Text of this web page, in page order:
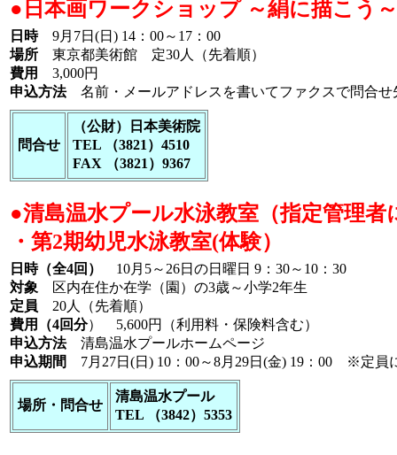
●日本画ワークショップ ～絹に描こう～
日時9月7日(日) 14：00～17：00
場所 東京都美術館 定30人（先着順）
費用
3,000円
申込方法名前・メールアドレスを書いてファクスで問合せ
問合せ
（公財）日本美術院
TEL （3821）4510
FAX （3821）9367
●清島温水プール水泳教室（指定管理者
・第2期幼児水泳教室(体験）
日時（全4回）
10月5～26日の日曜日 9：30～10：30
対象 区内在住か在学（園）の3歳～小学2年生
定員 20人（先着順）
費用（4回分） 5,600円（利用料・保険料含む）
申込方法清島温水プールホームページ
申込期間
7月27日(日) 10：00～8月29日(金) 19：00 ※定員
場所・問合せ
清島温水プール
TEL （3842）5353